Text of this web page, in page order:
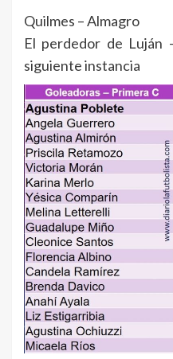
Quilmes – Almagro
El perdedor de Luján
siguiente instancia